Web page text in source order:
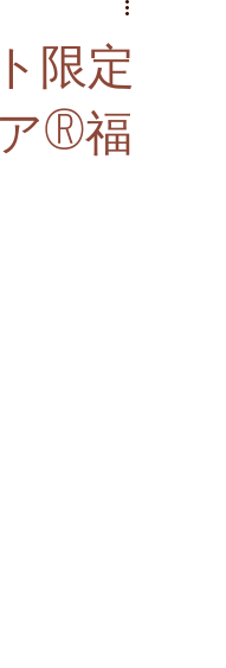
ックボクシング
者・コーチ
限定
®︎福